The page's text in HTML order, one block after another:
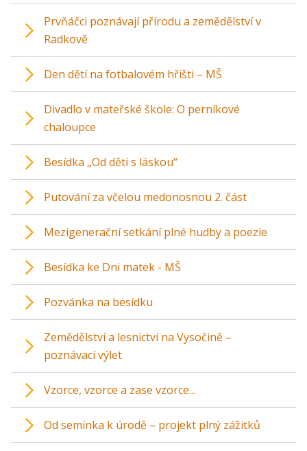
Prvňáčci poznávají přírodu a zemědělství v
Radkově
Den dětí na fotbalovém hřišti – MŠ
Divadlo v mateřské škole: O perníkové
chaloupce
Besídka „Od dětí s láskou“
Putování za včelou medonosnou 2. část
Mezigenerační setkání plné hudby a poezie
Besídka ke Dni matek - MŠ
Pozvánka na besídku
Zemědělství a lesnictví na Vysočině –
poznávací výlet
Vzorce, vzorce a zase vzorce...
Od semínka k úrodě – projekt plný zážitků